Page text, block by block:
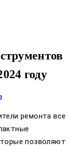
году
ремонта все
позволяют